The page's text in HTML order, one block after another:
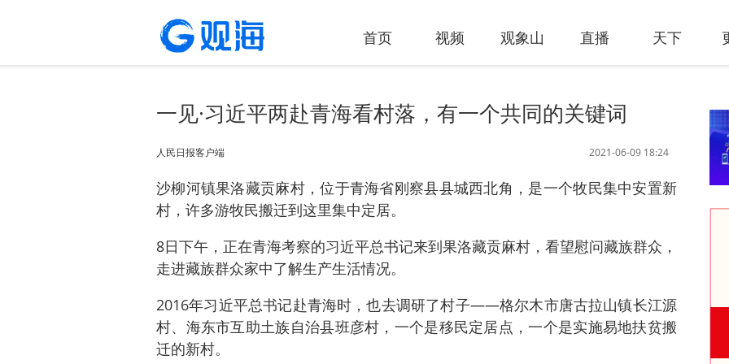
首页 视频 观象山 直播 天下
​一见·习近平两赴青海看村落，有一个共同的关键词
2021-06-09 18:24
​人民日报客户端
沙柳河镇果洛藏贡麻村，位于青海省刚察县县城西北角，是一个牧民集中安置新
村，许多游牧民搬迁到这里集中定居。
8日下午，正在青海考察的习近平总书记来到果洛藏贡麻村，看望慰问藏族群众，
走进藏族群众家中了解生产生活情况。
2016年习近平总书记赴青海时，也去调研了村子——格尔木市唐古拉山镇长江源
村、海东市互助土族自治县班彦村，一个是移民定居点，一个是实施易地扶贫搬
迁的新村。